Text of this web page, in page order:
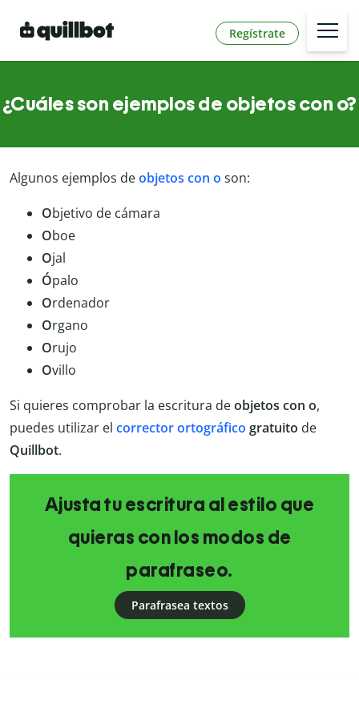
Regístrate
¿Cuáles son ejemplos de objetos con o?
Algunos ejemplos deobjetos con o son:
Objetivo de cámara
Oboe
Ojal
Ópalo
Ordenador
Organo
Orujo
Ovillo
Si quieres comprobar la escritura deobjetos con o,
puedes utilizar el corrector ortográfico gratuito de
Quillbot.
Ajusta tu escritura al estilo que
quieras con los modos de
parafraseo.
Parafrasea textos